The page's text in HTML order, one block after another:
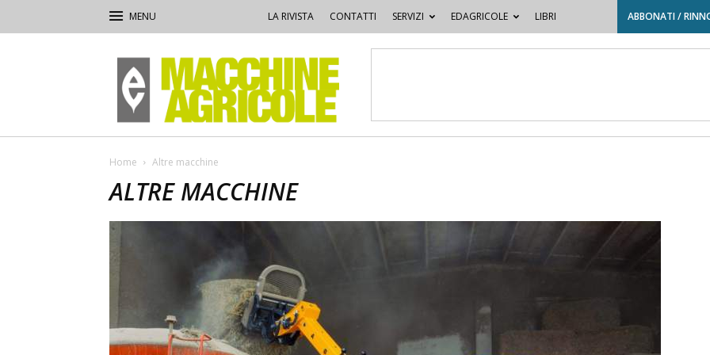
LA RIVISTA CONTATTI SERVIZI EDAGRICOLE LIBRI ABBONATI /
Macchine
Agricole
Home Altre macchine
ALTRE MACCHINE